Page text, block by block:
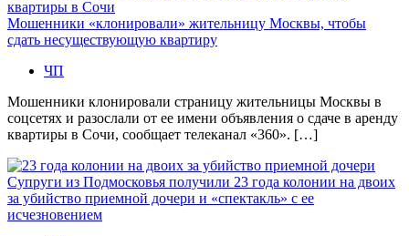
Мошенники «клонировали» жительницу Москвы, чтобы
сдать несуществующую квартиру
ЧП
Мошенники клонировали страницу жительницы Москвы в
соцсетях и разослали от ее имени объявления о сдаче в аренду
квартиры в Сочи, сообщает телеканал «360». […]
Супруги из Подмосковья получили 23 года колонии на двоих
за убийство приемной дочери и «спектакль» с ее
исчезновением